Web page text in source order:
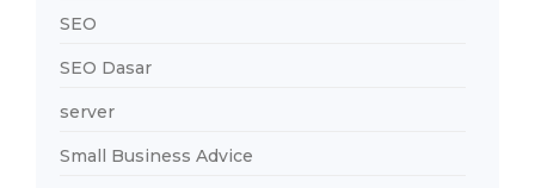
SEO
SEO Dasar
server
Small Business Advice